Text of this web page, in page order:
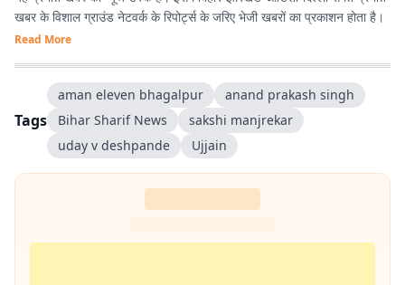
खबर के विशाल ग्राउंड नेटवर्क के रिपोर्ट्स के जरिए भेजी खबरों का प्रकाशन होता है।
Read More
Tags
aman eleven bhagalpur
anand prakash singh
Bihar Sharif News
sakshi manjrekar
uday v deshpande
Ujjain